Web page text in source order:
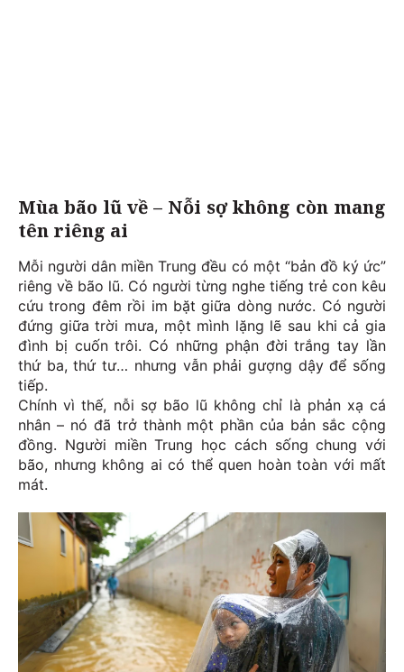
Mùa bão lũ về – Nỗi sợ không còn mang
tên riêng ai
Mỗi người dân miền Trung đều có một “bản đồ ký ức”
riêng về bão lũ. Có người từng nghe tiếng trẻ con kêu
cứu trong đêm rồi im bặt giữa dòng nước. Có người
đứng giữa trời mưa, một mình lặng lẽ sau khi cả gia
đình bị cuốn trôi. Có những phận đời trắng tay lần
thứ ba, thứ tư… nhưng vẫn phải gượng dậy để sống
tiếp.
Chính vì thế, nỗi sợ bão lũ không chỉ là phản xạ cá
nhân – nó đã trở thành một phần của bản sắc cộng
đồng. Người miền Trung học cách sống chung với
bão, nhưng không ai có thể quen hoàn toàn với mất
mát.